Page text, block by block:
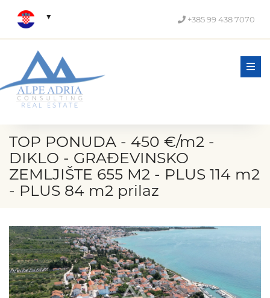
+385 99 438 7070
TOP PONUDA - 450 €/m2 -
DIKLO - GRAĐEVINSKO
ZEMLJIŠTE 655 M2 - PLUS 114 m2
- PLUS 84 m2 prilaz